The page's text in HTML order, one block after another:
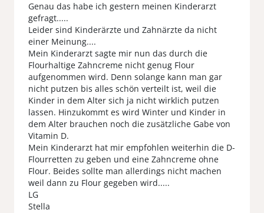
Genau das habe ich gestern meinen Kinderarzt
gefragt.....
Leider sind Kinderärzte und Zahnärzte da nicht
einer Meinung....
Mein Kinderarzt sagte mir nun das durch die
Flourhaltige Zahncreme nicht genug Flour
aufgenommen wird. Denn solange kann man gar
nicht putzen bis alles schön verteilt ist, weil die
Kinder in dem Alter sich ja nicht wirklich putzen
lassen. Hinzukommt es wird Winter und Kinder in
dem Alter brauchen noch die zusätzliche Gabe von
Vitamin D.
Mein Kinderarzt hat mir empfohlen weiterhin die D-
Flourretten zu geben und eine Zahncreme ohne
Flour. Beides sollte man allerdings nicht machen
weil dann zu Flour gegeben wird.....
LG
Stella